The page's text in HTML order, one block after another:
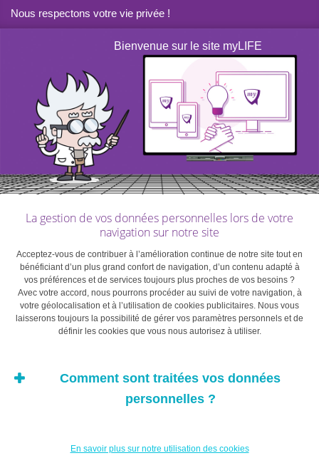
intuitive et des descriptions complètes des enseignants,
donc du temps dans votre sélection du «moniteur» qui
vous semble le plus à propos pour travailler avec vos
enfants. Il ne vous reste plus qu’à décrocher votre
téléphone ou contacter les personnes par mail.
Précisons que ces sites nécessitent de vous inscrire et
prélèvent généralement une commission financière sur
la mise en relation avec les enseignants.
dédié à l’enseignement:
http://petitweb.lu/annonces_cat/cours/
https://www.superprof.lu
La réelle nouveauté
concerne les
plateformes d’e-learning,
Nous respectons votre vie privée !
Bienvenue sur le site myLIFE
La gestion de vos données personnelles lors de votre
navigation sur notre site
Acceptez-vous de contribuer à l’amélioration continue de notre site tout en
bénéficiant d’un plus grand confort de navigation, d’un contenu adapté à
vos préférences et de services toujours plus proches de vos besoins ?
Avec votre accord, nous pourrons procéder au suivi de votre navigation, à
votre géolocalisation et à l’utilisation de cookies publicitaires. Nous vous
laisserons toujours la possibilité de gérer vos paramètres personnels et de
définir les cookies que vous nous autorisez à utiliser.
Comment sont traitées vos données
personnelles ?
En savoir plus sur notre utilisation des cookies